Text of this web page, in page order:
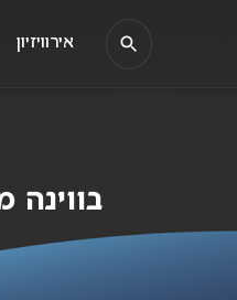
בווינה
אירוויזיון